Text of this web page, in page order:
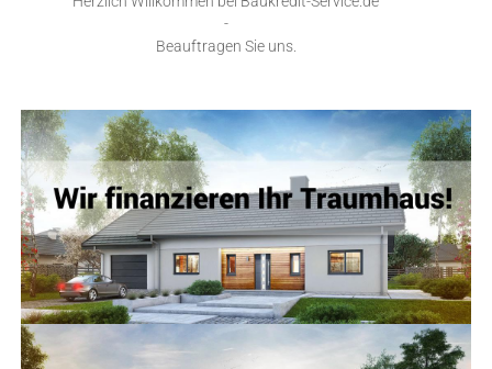
-
Beauftragen Sie uns.